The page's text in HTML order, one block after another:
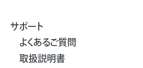
サポート
よくあるご質問
取扱説明書